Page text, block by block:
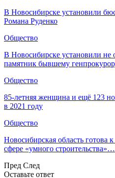
В Новосибирске установили
Романа Руденко
Общество
В Новосибирске установили не
памятник бывшему
Общество
85-летняя женщина и ещё 123
в 2021 году
Общество
Новосибирская область
сфере «умного строительства»…
Пред След
Оставьте ответ